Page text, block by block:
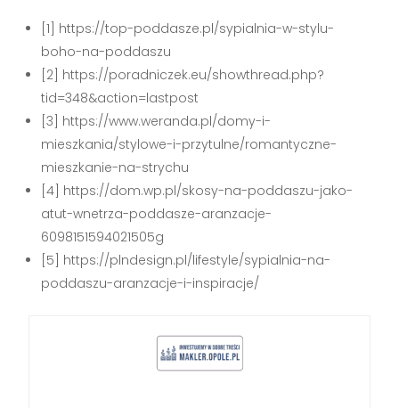
[1] https://top-poddasze.pl/sypialnia-w-stylu-
boho-na-poddaszu
[2] https://poradniczek.eu/showthread.php?
tid=348&action=lastpost
[3] https://www.weranda.pl/domy-i-
mieszkania/stylowe-i-przytulne/romantyczne-
mieszkanie-na-strychu
[4] https://dom.wp.pl/skosy-na-poddaszu-jako-
atut-wnetrza-poddasze-aranzacje-
6098151594021505g
[5] https://plndesign.pl/lifestyle/sypialnia-na-
poddaszu-aranzacje-i-inspiracje/